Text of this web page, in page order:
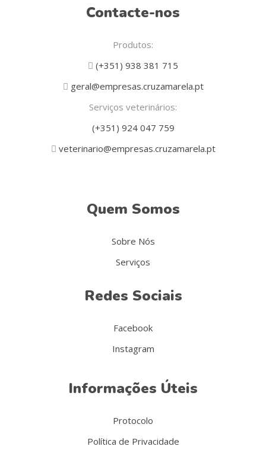
Contacte-nos
Produtos:
(+351) 938 381 715
geral@empresas.cruzamarela.pt
Serviços veterinários:
(+351) 924 047 759
veterinario@empresas.cruzamarela.pt
Quem Somos
Sobre Nós
Serviços
Redes Sociais
Facebook
Instagram
Informações Úteis
Protocolo
Política de Privacidade